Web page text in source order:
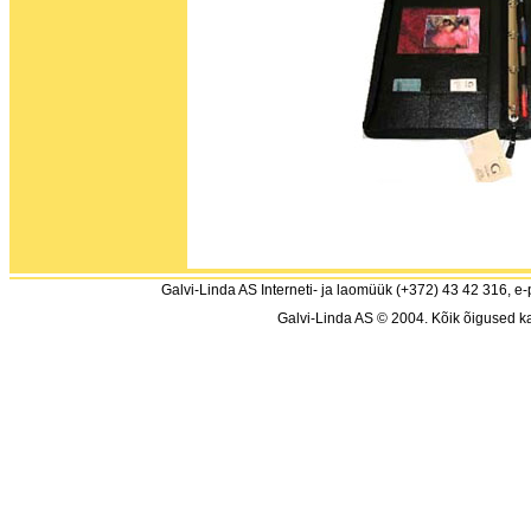
Galvi-Linda AS Interneti- ja laomüük (+372) 43 42 316,
Galvi-Linda AS © 2004. Kõik õigused